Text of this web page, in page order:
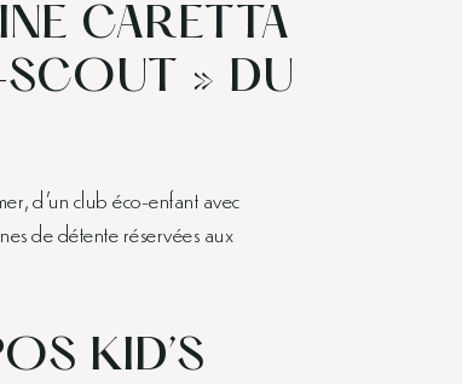
CARETTA
SCOUT » DU
d’un club éco-enfant avec
de détente réservées aux
KID’S